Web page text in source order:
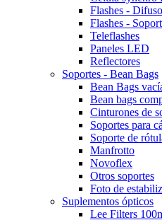
Flashes -
Flashes -
Teleflashes
Paneles LED
Reflectores
Soportes - Bean Bags
Bean Bags
Bean bags
Cinturones de
Soportes para
Soporte de
Manfrotto
Novoflex
Otros soportes
Foto de
Suplementos ópticos
Lee Filters